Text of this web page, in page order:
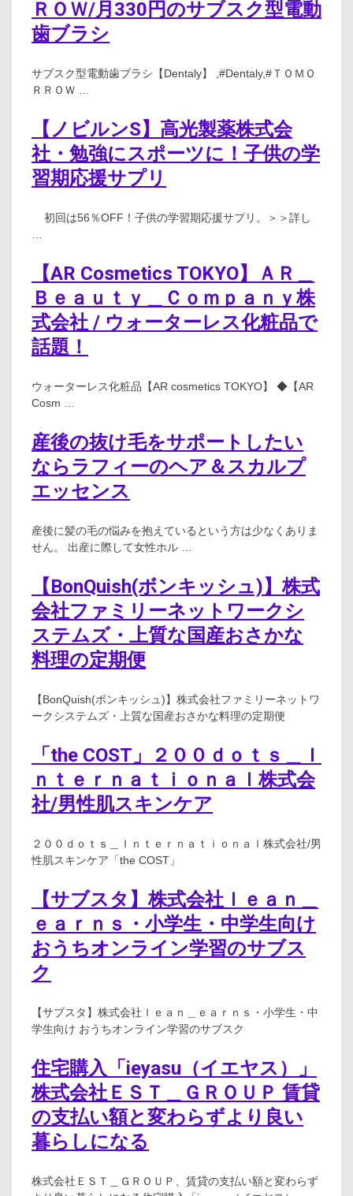
ＲＯＷ/月330円のサブスク型電動
歯ブラシ
サブスク型電動歯ブラシ【Dentaly】 ,#Dentaly,#ＴＯＭＯ
ＲＲＯＷ …
【ノビルンS】高光製薬株式会
社・勉強にスポーツに！子供の学
習期応援サプリ
初回は56％OFF！子供の学習期応援サプリ。＞＞詳し
【AR Cosmetics TOKYO】ＡＲ＿
Ｂｅａｕｔｙ＿Ｃｏｍｐａｎｙ株
式会社 / ウォーターレス化粧品で
話題！
ウォーターレス化粧品【AR cosmetics TOKYO】 ◆【AR
Cosm …
産後の抜け毛をサポートしたい
ならラフィーのヘア＆スカルプ
エッセンス
産後に髪の毛の悩みを抱えているという方は少なくありま
せん。 出産に際して女性ホル …
【BonQuish(ボンキッシュ)】株式
会社ファミリーネットワークシ
ステムズ・上質な国産おさかな
料理の定期便
【BonQuish(ボンキッシュ)】株式会社ファミリーネットワ
ークシステムズ・上質な国産おさかな料理の定期便
「the COST」２００ｄｏｔｓ＿Ｉ
ｎｔｅｒｎａｔｉｏｎａｌ株式会
社/男性肌スキンケア
２００ｄｏｔｓ＿Ｉｎｔｅｒｎａｔｉｏｎａｌ株式会社/男
性肌スキンケア「the COST」
【サブスタ】株式会社ｌｅａｎ＿
ｅａｒｎｓ・小学生・中学生向け
おうちオンライン学習のサブス
ク
【サブスタ】株式会社ｌｅａｎ＿ｅａｒｎｓ・小学生・中
学生向け おうちオンライン学習のサブスク
住宅購入「ieyasu（イエヤス）」
株式会社ＥＳＴ＿ＧＲＯＵＰ 賃貸
の支払い額と変わらずより良い
暮らしになる
株式会社ＥＳＴ＿ＧＲＯＵＰ、賃貸の支払い額と変わらず